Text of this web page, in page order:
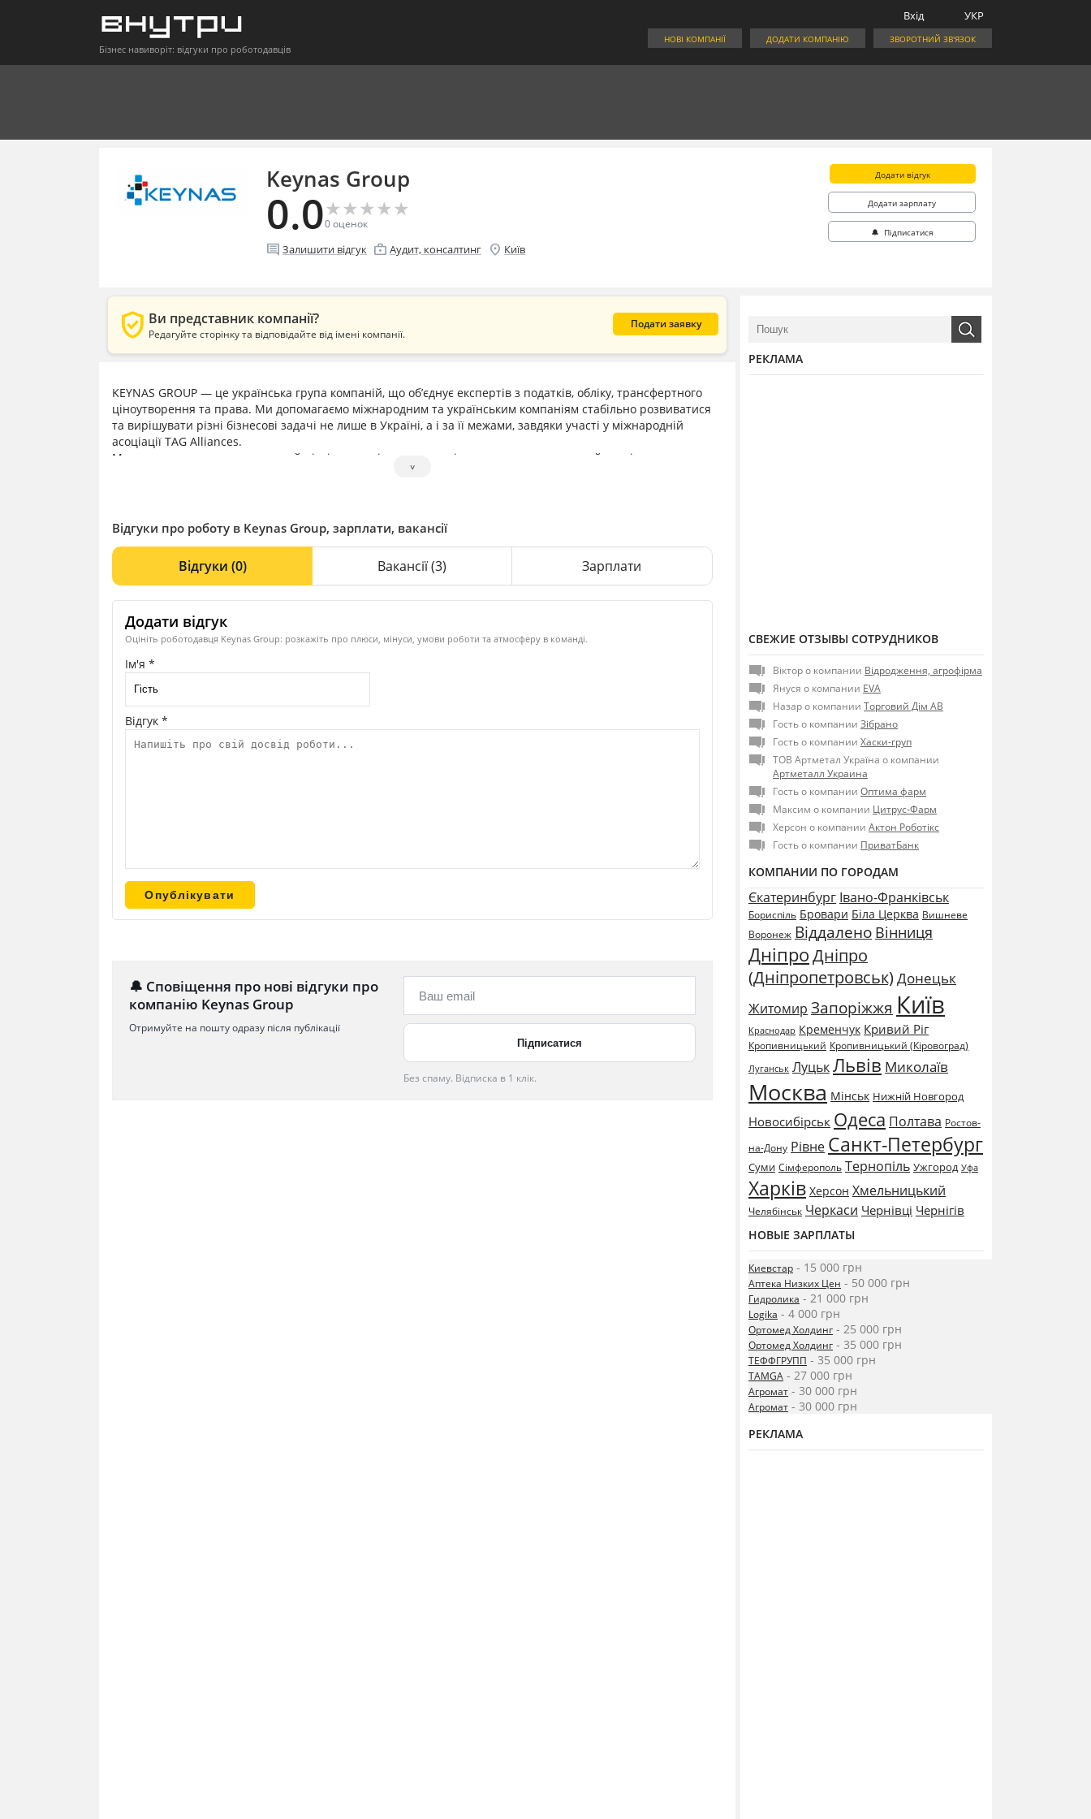
Бізнес навиворіт: відгуки про роботодавців
УКР
Вхід
ЗВОРОТНИЙ ЗВ'ЯЗОК
ДОДАТИ КОМПАНІЮ
НОВІ КОМПАНІЇ
Keynas Group
0.0★
★★
★★
★★
★★
★
0оценок
comment Залишити відгук enterprise Аудит, консалтинг location_on Київ
Додати відгук
Додати зарплату
🔔 Підписатися
verified_user Ви представник компанії?
Редагуйте сторінку та відповідайте від імені компанії.
Подати заявку
KEYNAS GROUP — це українська група компаній, що обʼєднує експертів з податків, обліку, трансфертного
ціноутворення та права. Ми допомагаємо міжнародним та українським компаніям стабільно розвиватися
та вирішувати різні бізнесові задачі не лише в Україні, а і за її межами, завдяки участі у міжнародній
асоціації TAG Alliances.
Ми використовуємо комплексний підхід до вирішення задачі, та, враховуючи значний досвід виконання
аналогічних проєктів, пропонуємо найоптимальніше рішення.
˅
Відгуки про роботу в Keynas Group, зарплати, вакансії
Відгуки (0) Вакансії(3) Зарплати
Додати відгук
Оцініть роботодавця Keynas Group: розкажіть про плюси, мінуси, умови роботи та атмосферу в команді.
Ім'я *
Відгук *
🔔 Сповіщення про нові відгуки про
компанію Keynas Group
Отримуйте на пошту одразу після публікації
Без спаму. Відписка в 1 клік.
РЕКЛАМА
СВЕЖИЕ ОТЗЫВЫ СОТРУДНИКОВ
Віктор о компании Відродження, агрофірма
Януся о компании EVA
Назар о компании Торговий Дім АВ
Гость о компании Зібрано
Гость о компании Хаски-груп
ТОВ Артметал Україна о компании
Артметалл Украина
Гость о компании Оптима фарм
Максим о компании Цитрус-Фарм
Херсон о компании Актон Роботікс
Гость о компании ПриватБанк
КОМПАНИИ ПО ГОРОДАМ
Єкатеринбург Івано-Франківськ
Бориспіль Бровари Біла Церква Вишневе
Воронеж Віддалено Вінниця
ДніпроДніпро
(Дніпропетровськ) Донецьк
Житомир Запоріжжя Київ
Краснодар Кременчук Кривий Ріг
Кропивницький Кропивницький (Кіровоград)
Луганськ ЛуцькЛьвів Миколаїв
Москва Мінськ Нижній Новгород
Новосибірськ Одеса Полтава Ростов-
на-Дону Рівне Санкт-Петербург
Суми Сімферополь Тернопіль Ужгород Уфа
Харків Херсон Хмельницький
Челябінськ Черкаси Чернівці Чернігів
НОВЫЕ ЗАРПЛАТЫ
Киевстар - 15 000 грн
Аптека Низких Цен - 50 000 грн
Гидролика - 21 000 грн
Logika - 4 000 грн
Ортомед Холдинг - 25 000 грн
Ортомед Холдинг - 35 000 грн
ТЕФФГРУПП - 35 000 грн
TAMGA - 27 000 грн
Агромат - 30 000 грн
Агромат - 30 000 грн
РЕКЛАМА